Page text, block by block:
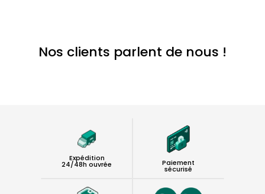
Nos clients parlent de nous !
Expédition
24/48h ouvrée Paiement
sécurisé